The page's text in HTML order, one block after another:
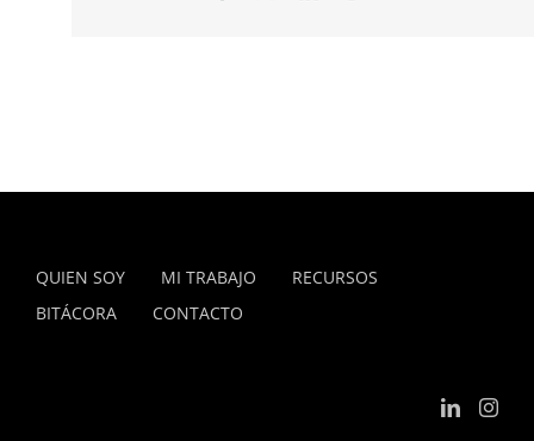
QUIEN SOY MI TRABAJO
RECURSOS
BITÁCORA
CONTACTO